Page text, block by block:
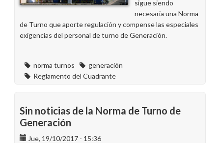
sigue siendo
necesaria una Norma
de Turno que aporte regulación y compense las especiales
exigencias del personal de turno de Generación.
norma turnos
generación
Reglamento del Cuadrante
Sin noticias de la Norma de Turno de
Generación
Jue, 19/10/2017 - 15:36